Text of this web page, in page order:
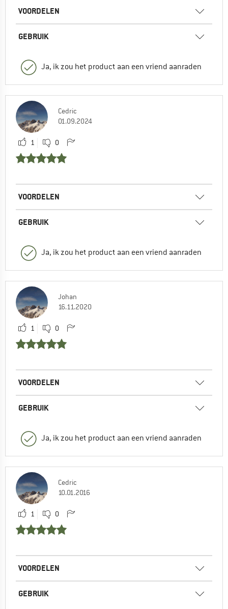
VOORDELEN
GEBRUIK
Ja, ik zou het product aan een vriend aanraden
Cedric
01.09.2024
1 0
VOORDELEN
GEBRUIK
Ja, ik zou het product aan een vriend aanraden
Johan
16.11.2020
1 0
VOORDELEN
GEBRUIK
Ja, ik zou het product aan een vriend aanraden
Cedric
10.01.2016
1 0
VOORDELEN
GEBRUIK